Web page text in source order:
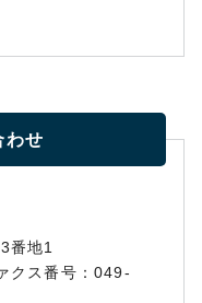
わせ
番地1
ス番号：049-